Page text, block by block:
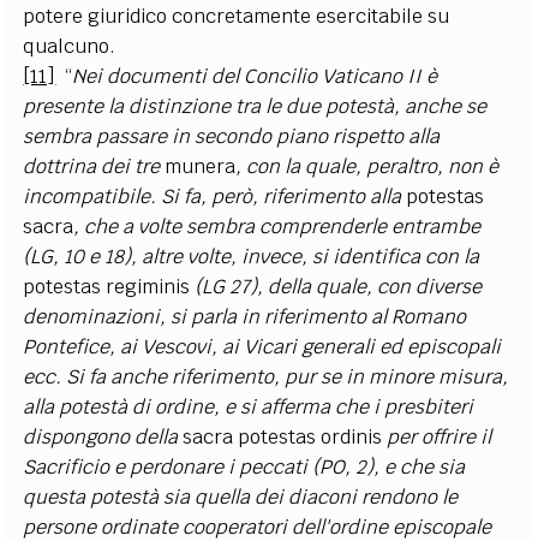
potere giuridico concretamente esercitabile su
qualcuno.
[11] “Nei documenti del Concilio Vaticano II è
presente la distinzione tra le due potestà, anche se
sembra passare in secondo piano rispetto alla
dottrina dei tremunera, con la quale, peraltro, non è
incompatibile. Si fa, però, riferimento allapotestas
sacra, che a volte sembra comprenderle entrambe
(LG, 10 e 18), altre volte, invece, si identifica con la
potestas regiminis (LG 27), della quale, con diverse
denominazioni, si parla in riferimento al Romano
Pontefice, ai Vescovi, ai Vicari generali ed episcopali
ecc. Si fa anche riferimento, pur se in minore misura,
alla potestà di ordine, e si afferma che i presbiteri
dispongono dellasacra potestas ordinis per offrire il
Sacrificio e perdonare i peccati (PO, 2), e che sia
questa potestà sia quella dei diaconi rendono le
persone ordinate cooperatori dell'ordine episcopale